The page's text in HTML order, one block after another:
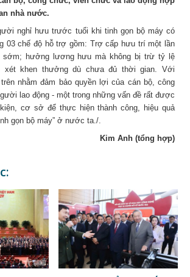
nhà nước.
nghỉ hưu trước tuổi khi tinh gọn bộ máy có
03 chế độ hỗ trợ gồm: Trợ cấp hưu trí một lần
sớm; hưởng lương hưu mà không bị trừ tỷ lệ
xét khen thưởng dù chưa đủ thời gian. Với
nhằm đảm bảo quyền lợi của cán bộ, công
lao động - một trong những vấn đề rất được
cơ sở để thực hiện thành công, hiệu quả
gọn bộ máy” ở nước ta./.
Kim Anh (tổng hợp)